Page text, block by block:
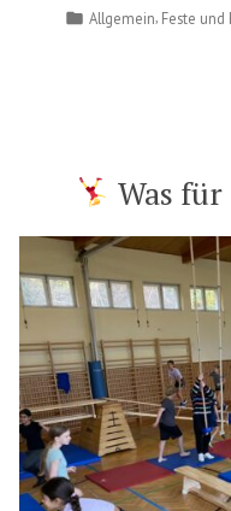
by
Posted
Allgemein Feste und
Was